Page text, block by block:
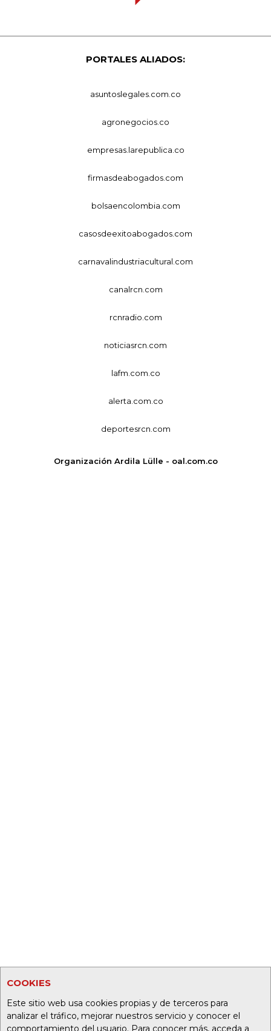
COOKIES
Este sitio web usa cookies propias y de terceros para
analizar el tráfico, mejorar nuestros servicio y conocer el
comportamiento del usuario. Para conocer más, acceda a
PORTALES ALIADOS:
asuntoslegales.com.co
agronegocios.co
empresas.larepublica.co
firmasdeabogados.com
bolsaencolombia.com
casosdeexitoabogados.com
carnavalindustriacultural.com
canalrcn.com
rcnradio.com
noticiasrcn.com
lafm.com.co
alerta.com.co
deportesrcn.com
Organización Ardila Lülle - oal.com.co